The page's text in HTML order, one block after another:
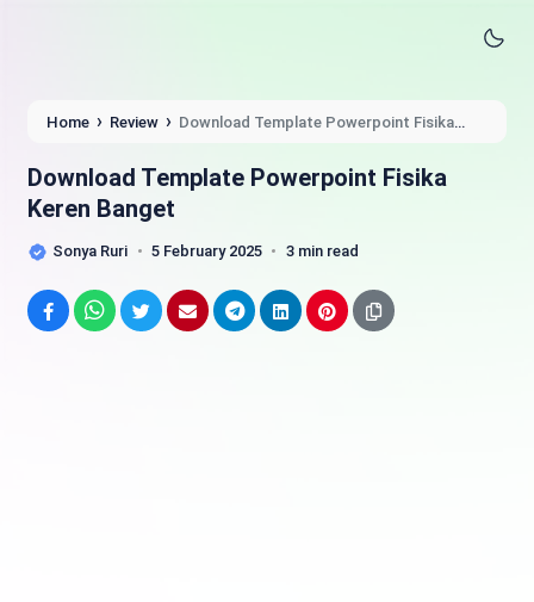
Home › Review › Download Template Powerpoint Fisika
Download Template Powerpoint Fisika
Keren Banget
Sonya Ruri 5 February 2025 3 min read